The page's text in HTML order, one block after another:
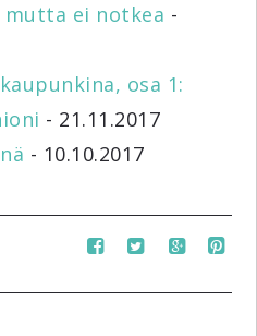
mutta ei notkea -
osa 1:
- 21.11.2017
- 10.10.2017